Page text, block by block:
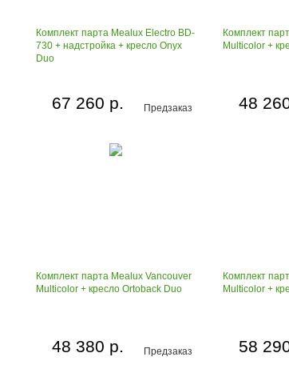
Комплект парта Mealux Electro BD-
730 + надстройка + кресло Onyx
Duo
Предзаказ
67 260 р.
Комплект
Multicolor +
48
Комплект парта Mealux Vancouver
Multicolor + кресло Ortoback Duo
Предзаказ
48 380 р.
Комплект
Multicolor +
58